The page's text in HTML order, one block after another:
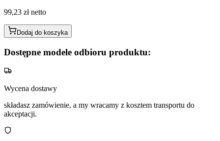
99,23 zł netto
Dodaj do koszyka
Dostępne modele odbioru produktu:
Wycena dostawy
składasz zamówienie, a my wracamy z kosztem transportu do
akceptacji.